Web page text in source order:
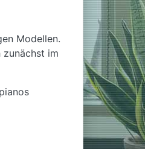
Modellen.
zunächst im